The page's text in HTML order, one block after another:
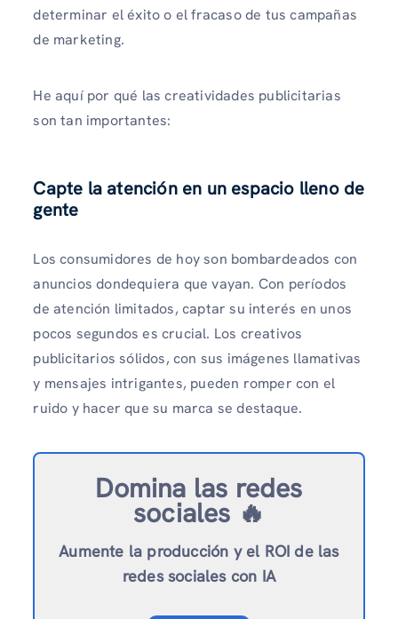
determinar el éxito o el fracaso de tus campañas
de marketing.
He aquí por qué las creatividades publicitarias
son tan importantes:
Capte la atención en un espacio lleno de
gente
Los consumidores de hoy son bombardeados con
anuncios dondequiera que vayan. Con períodos
de atención limitados, captar su interés en unos
pocos segundos es crucial. Los creativos
publicitarios sólidos, con sus imágenes llamativas
y mensajes intrigantes, pueden romper con el
ruido y hacer que su marca se destaque.
Domina las redes
sociales 🔥
Aumente la producción y el ROI de las
redes sociales con IA